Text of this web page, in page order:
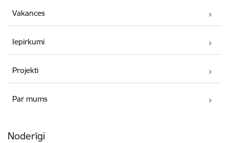
Vakances
Iepirkumi
Projekti
Par mums
Noderīgi